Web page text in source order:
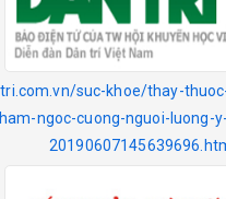
suc-khoe/thay-
ngoc-cuong-nguoi-luong-